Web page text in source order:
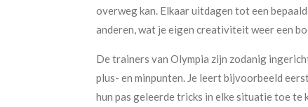
overweg kan. Elkaar uitdagen tot een
anderen, wat je eigen creativiteit weer een
De trainers van Olympia zijn zodanig
plus- en minpunten. Je leert bijvoorbeeld
hun pas geleerde tricks in elke situatie toe te